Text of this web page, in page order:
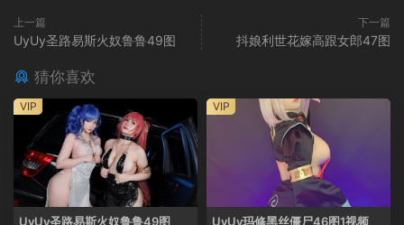
上一篇
UyUy圣路易斯火奴鲁鲁49图
下一篇
抖娘利世花嫁高跟女郎47图
猜你喜欢
UyUy圣路易斯火奴鲁鲁49图
VIP
UyUy玛修黑丝僵尸46图1视频
VIP